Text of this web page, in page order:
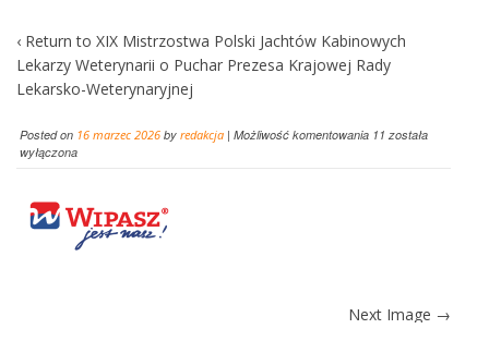
‹ Return to XIX Mistrzostwa Polski Jachtów Kabinowych
Lekarzy Weterynarii o Puchar Prezesa Krajowej Rady
Lekarsko-Weterynaryjnej
Posted on 16 marzec 2026 by redakcja | Możliwość komentowania 11 została
wyłączona
Next Image →